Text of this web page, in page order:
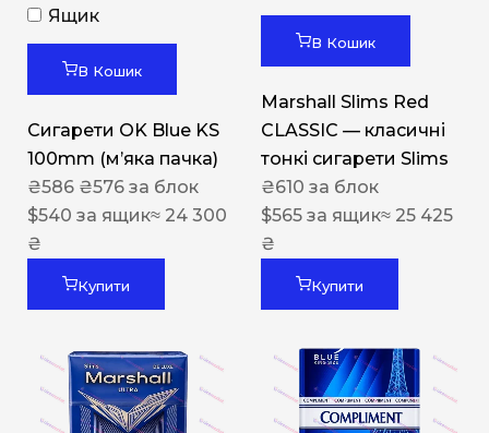
Ящик
В Кошик
Сигарети OK Blue KS
100mm (м’яка пачка)
₴586 ₴576 за блок
$540 за ящик≈ 24 300
₴
Купити
В Кошик
Marshall Slims Red
CLASSIC — класичні
тонкі сигарети Slims
₴610 за блок
$565 за ящик≈ 25 425
₴
Купити